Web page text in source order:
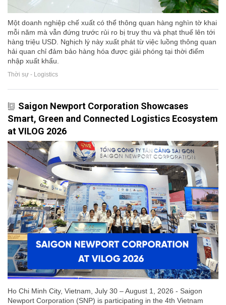
Một doanh nghiệp chế xuất có thể thông quan hàng nghìn tờ khai
mỗi năm mà vẫn đứng trước rủi ro bị truy thu và phạt thuế lên tới
hàng triệu USD. Nghịch lý này xuất phát từ việc luồng thông quan
hải quan chỉ đảm bảo hàng hóa được giải phóng tại thời điểm
nhập xuất khẩu.
Thời sự - Logistics
Saigon Newport Corporation Showcases
Smart, Green and Connected Logistics Ecosystem
at VILOG 2026
Ho Chi Minh City, Vietnam, July 30 – August 1, 2026 - Saigon
Newport Corporation (SNP) is participating in the 4th Vietnam